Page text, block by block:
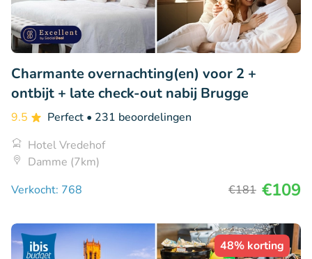
Charmante overnachting(en) voor 2 +
ontbijt + late check-out nabij Brugge
9.5 Perfect • 231 beoordelingen
Hotel Vredehof
Damme (7km)
Verkocht: 768
€181 €109
48% korting